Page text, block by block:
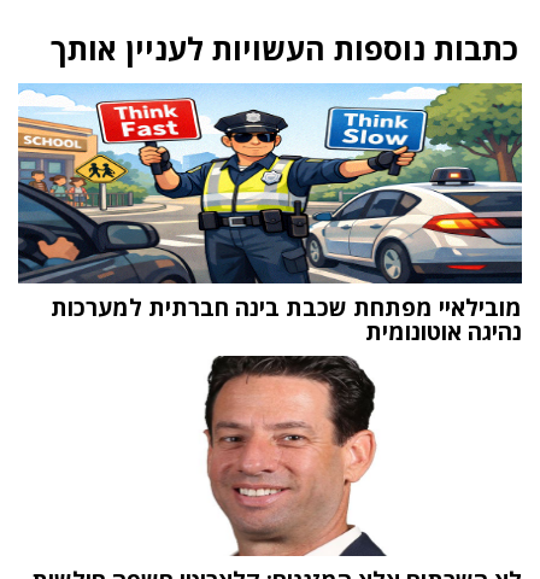
כתבות נוספות העשויות לעניין אותך
מובילאיי מפתחת שכבת בינה חברתית למערכות
נהיגה אוטונומית